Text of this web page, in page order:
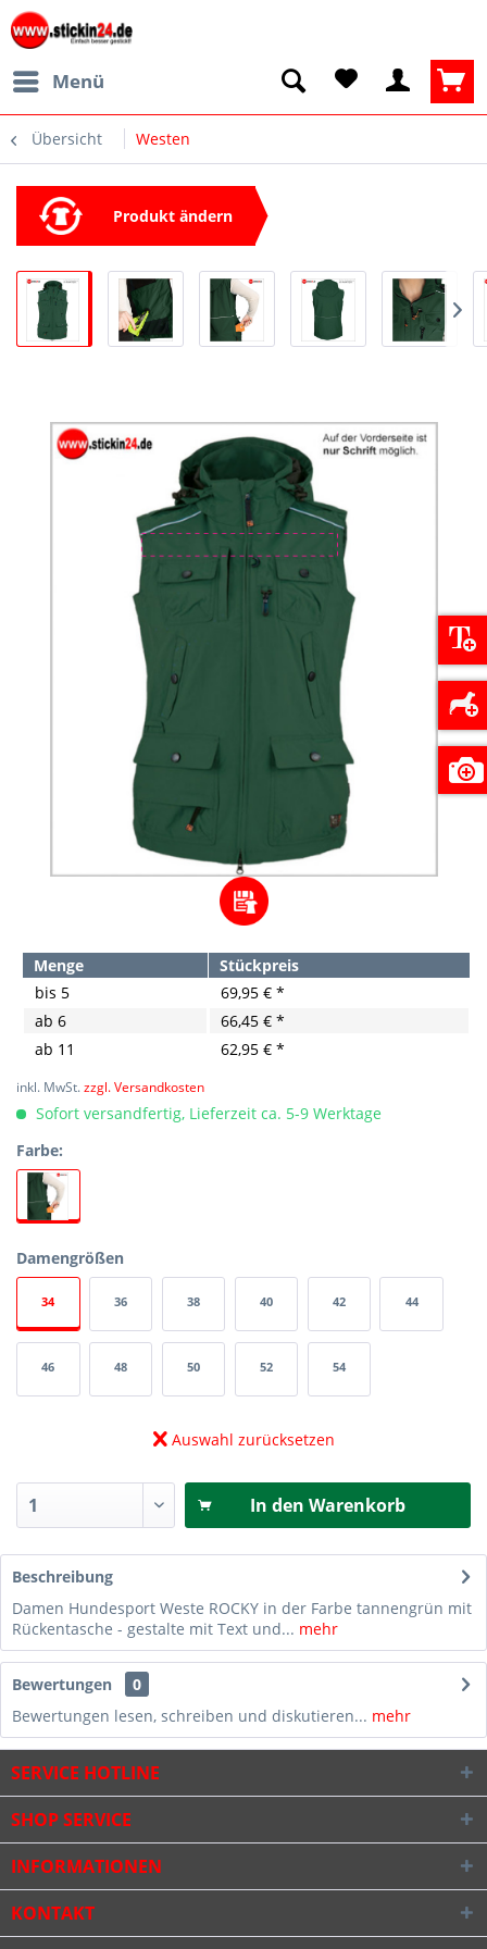
Menü
Übersicht Westen
Produkt ändern
Menge
Stückpreis
bis 5
69,95 € *
ab 6
66,45 € *
ab 11 62,95 € *
inkl. MwSt.zzgl. Versandkosten
Sofort versandfertig, Lieferzeit ca. 5-9 Werktage
Farbe:
Damengrößen
34 36 38 40 42 44
46 48 50 52 54
Auswahl zurücksetzen
In den Warenkorb
Beschreibung
Damen Hundesport Weste ROCKY in der Farbe tannengrün mit
Rückentasche - gestalte mit Text und... mehr
Bewertungen
0
Bewertungen lesen, schreiben und diskutieren... mehr
SERVICE HOTLINE
SHOP SERVICE
INFORMATIONEN
KONTAKT